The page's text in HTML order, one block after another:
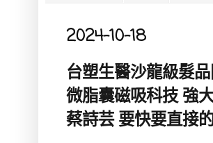
2024-10-18
台塑生醫沙龍級髮
微脂囊磁吸科技 強
蔡詩芸 要快要直接